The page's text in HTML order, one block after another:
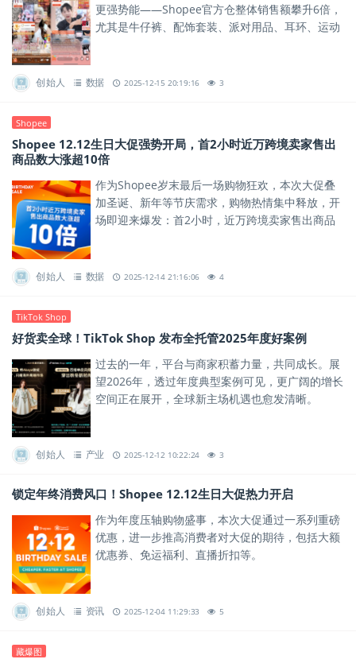
更强势能——Shopee官方仓整体销售额攀升6倍，
尤其是牛仔裤、配饰套装、派对用品、耳环、运动
创始人 数据 2025-12-15 20:19:16 3
Shopee
Shopee 12.12生日大促强势开局，首2小时近万跨境卖家售出
商品数大涨超10倍
作为Shopee岁末最后一场购物狂欢，本次大促叠
加圣诞、新年等节庆需求，购物热情集中释放，开
场即迎来爆发：首2小时，近万跨境卖家售出商品
创始人 数据 2025-12-14 21:16:06 4
TikTok Shop
好货卖全球！TikTok Shop 发布全托管2025年度好案例
过去的一年，平台与商家积蓄力量，共同成长。展
望2026年，透过年度典型案例可见，更广阔的增长
空间正在展开，全球新主场机遇也愈发清晰。
创始人 产业 2025-12-12 10:22:24 3
锁定年终消费风口！Shopee 12.12生日大促热力开启
作为年度压轴购物盛事，本次大促通过一系列重磅
优惠，进一步推高消费者对大促的期待，包括大额
优惠券、免运福利、直播折扣等。
创始人 资讯 2025-12-04 11:29:33 5
藏爆图